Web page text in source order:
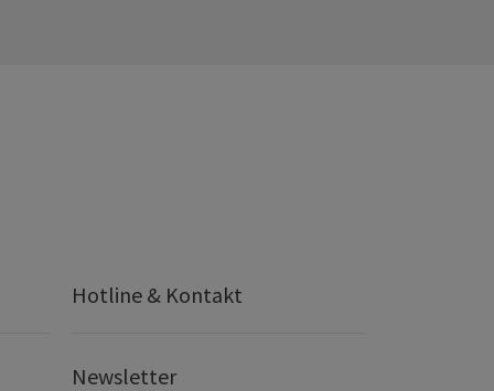
Hotline & Kontakt
Newsletter